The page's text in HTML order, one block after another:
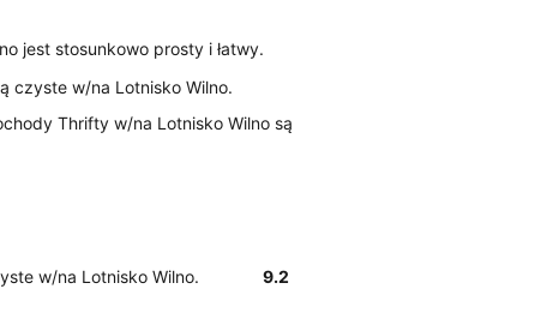
jest stosunkowo prosty i łatwy.
czyste w/na Lotnisko Wilno.
Thrifty w/na Lotnisko Wilno są
w/na Lotnisko Wilno. 9.2